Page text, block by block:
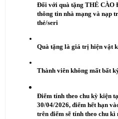
Đối với quà tặng THẺ CÀO
thông tin nhà mạng và nạp
thẻ/seri
Quà tặng là giá trị hiện vật
Thành viên không mất bất
Điểm tính theo chu kỳ kiện
30/04/2026, điểm hết hạn
trên điểm sẽ tính theo chu